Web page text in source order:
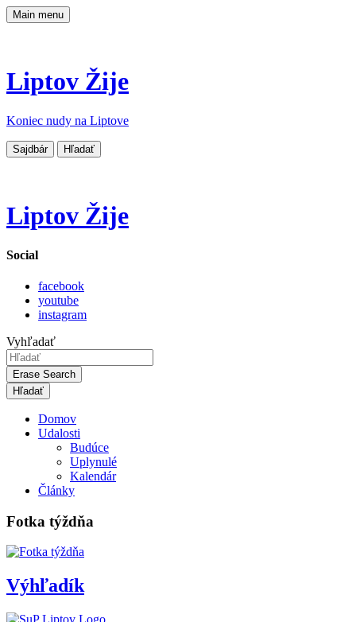
Main menu
Liptov Žije
Koniec nudy na Liptove
Sajdbár Hľadať
Liptov Žije
Social
facebook
youtube
instagram
Vyhľadať
Erase Search
Domov
Udalosti
Budúce
Uplynulé
Kalendár
Články
Fotka týždňa
Výhľadík